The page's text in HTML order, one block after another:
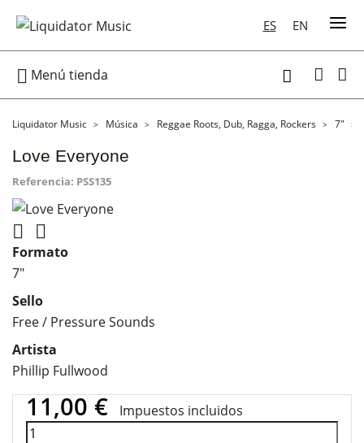
ES EN
 Menú tienda 
Liquidator Music Música Reggae Roots, Dub, Ragga, Rockers 7"
Love Everyone
Referencia: PSS135
 
Formato
7"
Sello
Free / Pressure Sounds
Artista
Phillip Fullwood
11,00 € Impuestos incluidos